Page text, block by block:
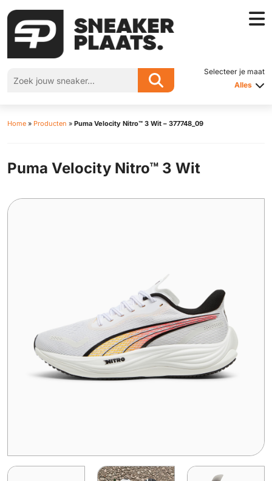
Selecteer je maat
Alles
Home » Producten » Puma Velocity Nitro™ 3 Wit – 377748_09
Puma Velocity Nitro™ 3 Wit